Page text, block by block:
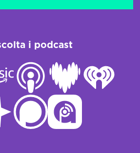
i podcast